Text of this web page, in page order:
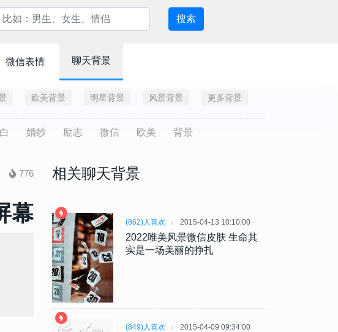
搜索
微信表情 聊天背景
欧美背景 明星背景 风景背景 更多背景
婚纱 励志 微信 欧美 背景
776
幕
相关聊天背景
(862)人喜欢 2015-04-13 10:10:00
2022唯美风景微信皮肤 生命其
实是一场美丽的挣扎
(849)人喜欢 2015-04-09 09:34:00